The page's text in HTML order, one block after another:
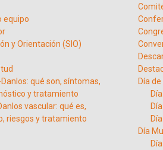
equipo
y Orientación (SIO)
qué son, síntomas,
y tratamiento
vascular: qué es,
riesgos y tratamiento
Día
Día